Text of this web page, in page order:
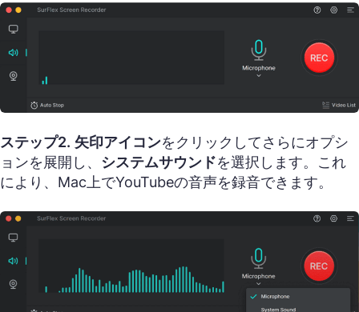
ステップ2. 矢印アイコンをクリックしてさらにオプシ
ョンを展開し、 システムサウンドを選択します。これ
により、Mac上でYouTubeの音声を録音できます。